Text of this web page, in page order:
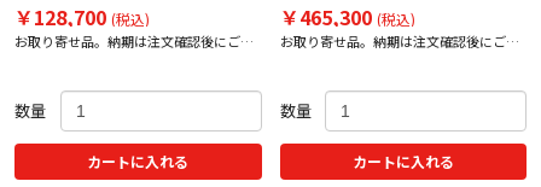
￥128,700 (税込)
お取り寄せ品。納期は注文確認後にご案
数量
カートに入れる
￥465,300 (税込)
お取り寄せ品。納期は注文確認後にご案
数量
カートに入れる